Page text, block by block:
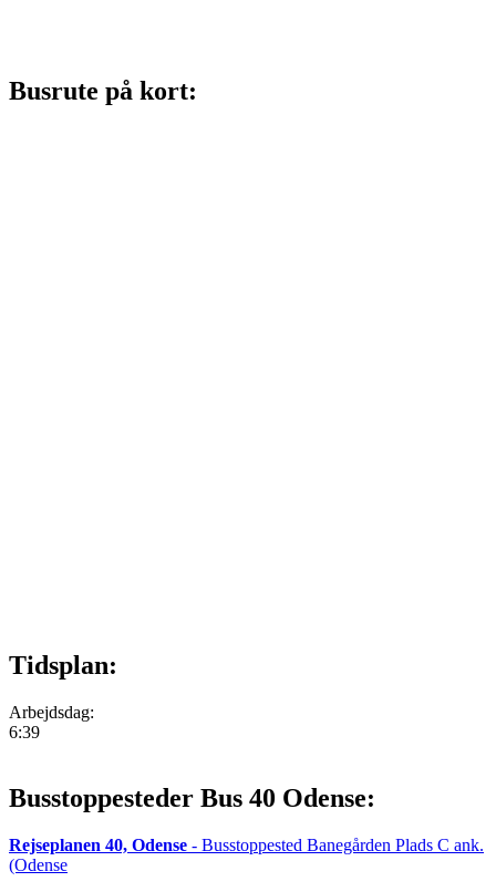
Busrute på kort:
Tidsplan:
Arbejdsdag:
6:39
Busstoppesteder Bus 40 Odense:
Rejseplanen 40, Odense - Busstoppested Banegården Plads C ank.
(Odense